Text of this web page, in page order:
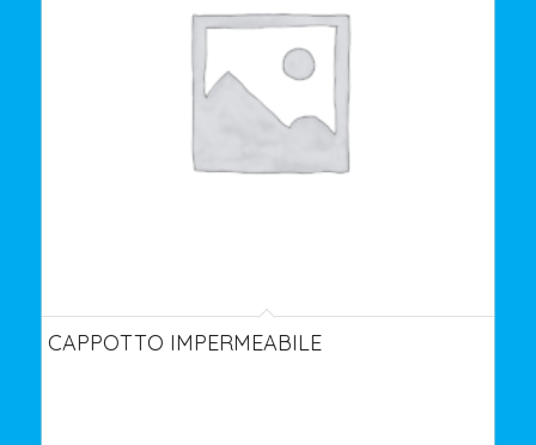
CAPPOTTO IMPERMEABILE